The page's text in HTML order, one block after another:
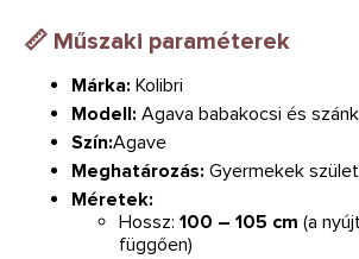
📏 Műszaki paraméterek
Márka: Kolibri
Modell: Agava babakocsi és
Szín:Agave
Meghatározás: Gyermekek
Méretek:
Hossz: 100 – 105 cm (a
függően)